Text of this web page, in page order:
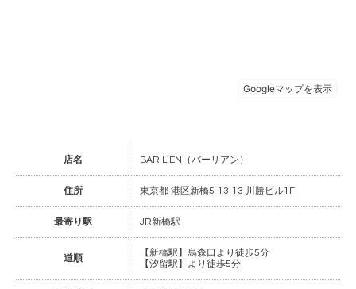
店名 BAR LIEN（バーリアン）
住所 東京都 港区新橋5-13-13 川勝ビル1F
最寄り駅 JR新橋駅
道順
【新橋駅】烏森口より徒歩5分
【汐留駅】より徒歩5分